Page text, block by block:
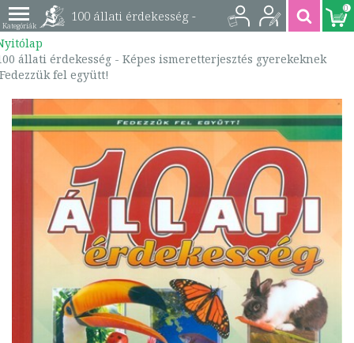
100 állati érdekesség -
ismeretterjesztés
gyerekeknek
/Fedezzük fel együtt! |
9786155593062
0
állati érdekesség - Képes ismeretterjesztés gyerekeknek
fel együtt!